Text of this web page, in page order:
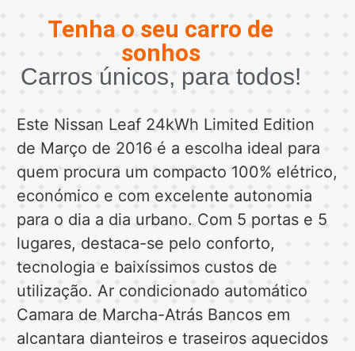
Tenha o seu carro de
sonhos
Carros únicos, para todos!
Este Nissan Leaf 24kWh Limited Edition
de Março de 2016 é a escolha ideal para
quem procura um compacto 100% elétrico,
económico e com excelente autonomia
para o dia a dia urbano. Com 5 portas e 5
lugares, destaca-se pelo conforto,
tecnologia e baixíssimos custos de
utilização. Ar condicionado automático
Camara de Marcha-Atrás Bancos em
alcantara dianteiros e traseiros aquecidos